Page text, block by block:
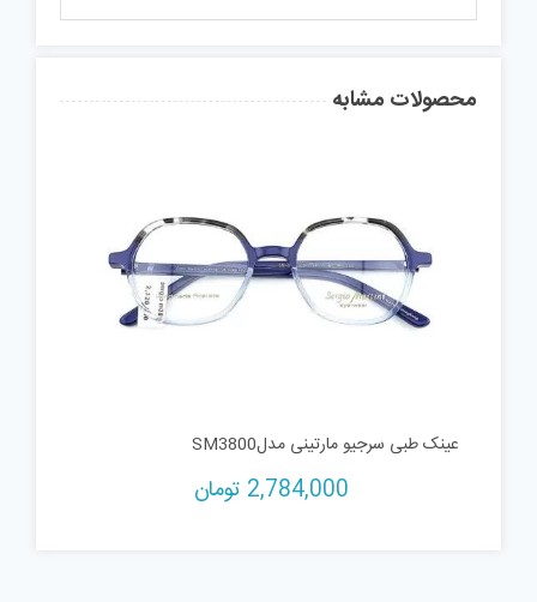
محصولات مشابه
عینک طبی سرجیو مارتینی مدلSM3800
2,784,000 تومان